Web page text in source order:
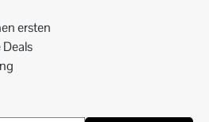
ersten